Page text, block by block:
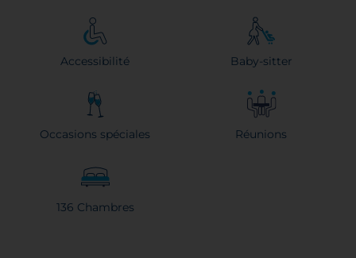
Accessibilité Baby-sitter
Occasions spéciales Réunions
136 Chambres